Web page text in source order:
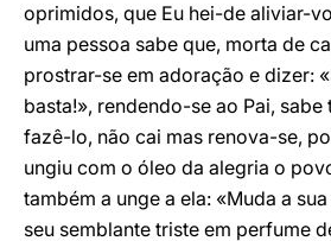
oprimidos, que Eu hei-de aliviar-
uma pessoa sabe que, morta de
prostrar-se em adoração e dizer:
basta!», rendendo-se ao Pai, sabe
fazê-lo, não cai mas renova-se,
ungiu com o óleo da alegria o
também a unge a ela: «Muda a
seu semblante triste em perfume